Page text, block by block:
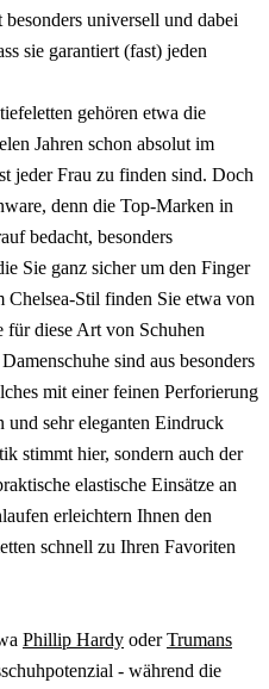
universell und dabei
sie garantiert (fast) jeden
gehören etwa die
Jahren schon absolut im
jeder Frau zu finden sind. Doch
denn die Top-Marken in
bedacht, besonders
Sie ganz sicher um den Finger
Stil finden Sie etwa von
für diese Art von Schuhen
sind aus besonders
mit einer feinen Perforierung
und sehr eleganten Eindruck
stimmt hier, sondern auch der
elastische Einsätze an
erleichtern Ihnen den
schnell zu Ihren Favoriten
Phillip Hardy oderTrumans
- während die